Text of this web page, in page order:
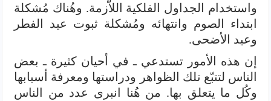
واستخدام الجداول الفلكية اللاّزمة. وهُناك مُشكلة
ابتداء الصوم وانتهائه ومُشكلة ثبوت عيد الفطر
وعيد الأضحى.
إن هذه الأمور تستدعي ـ في أحيان كثيرة ـ بعض
الناس لتتبّع تلك الظواهر ودراستها ومعرفة أسبابها
وكُل ما يتعلق بها. من هُنا انبرى عدد من الناس